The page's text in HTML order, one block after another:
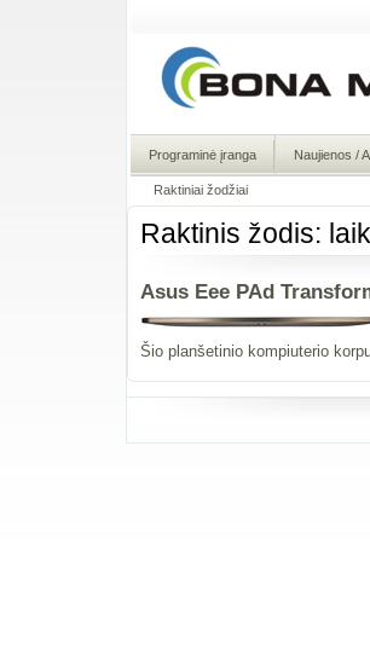
Programinė įranga Naujienos /
Raktiniai žodžiai
Raktinis žodis:
Asus Eee PAd
Šio planšetinio kompiuterio